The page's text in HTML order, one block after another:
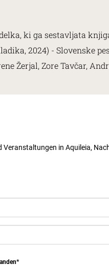
ki ga sestavljata
2024) - Slovenske
Žerjal, Zore Tavčar,
in Aquileia,